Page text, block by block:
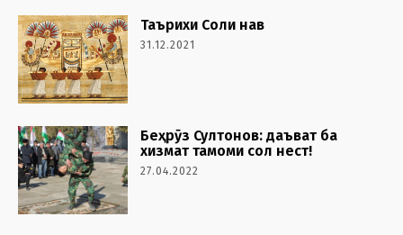
Таърихи Соли нав
31.12.2021
Беҳрӯз Султонов: даъват ба
хизмат тамоми сол нест!
27.04.2022